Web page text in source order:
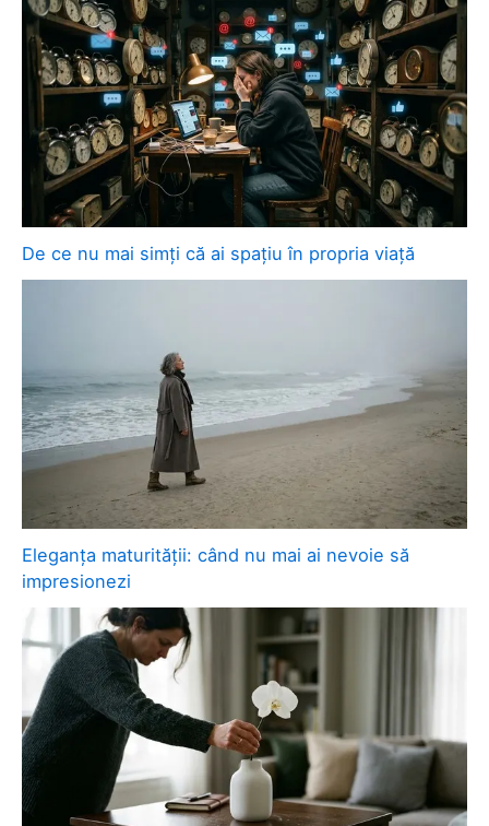
De ce nu mai simți că ai spațiu în propria viață
Eleganța maturității: când nu mai ai nevoie să
impresionezi